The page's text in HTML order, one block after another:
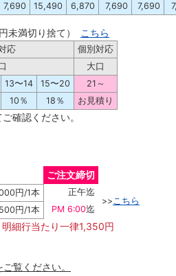
7,690 15,490 6,870 7,690 7,690
未満切り捨て） こちら
応
個別対応
大口
13〜14 15〜20
21～
10％ 18％ お見積り
確認ください。
ご注文締切
円/1本
正午迄
>>こちら
500円/1本 PM 6:00迄
細行当たり一律1,350円
ご覧ください。